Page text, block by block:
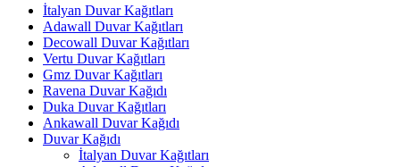
İtalyan Duvar Kağıtları
Adawall Duvar Kağıtları
Decowall Duvar Kağıtları
Vertu Duvar Kağıtları
Gmz Duvar Kağıtları
Ravena Duvar Kağıdı
Duka Duvar Kağıtları
Ankawall Duvar Kağıdı
Duvar Kağıdı
İtalyan Duvar Kağıtları